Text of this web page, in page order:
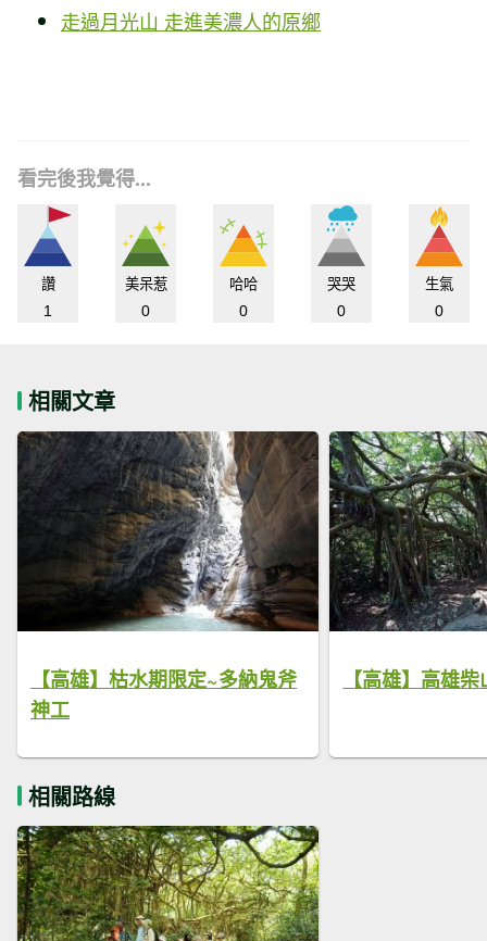
走過月光山 走進美濃人的原鄉
看完後我覺得...
讚
1
美呆惹
0
哈哈
0
哭哭
0
生氣
0
相關文章
【高雄】枯水期限定~多納鬼斧
神工
【高雄】高雄
相關路線